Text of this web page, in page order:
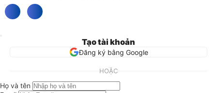
Tạo tài khoản
Đăng ký bằng Google
HOẶC
Họ và tên